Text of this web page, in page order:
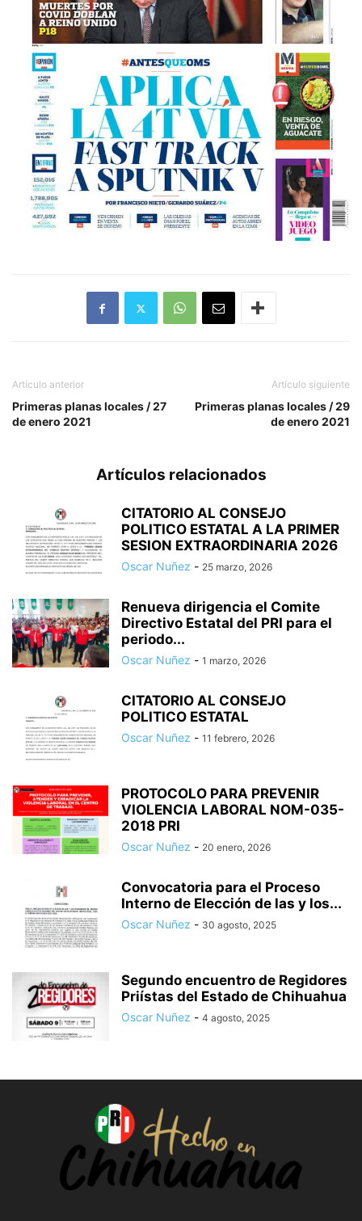
Artículo anterior
Primeras planas locales / 27
de enero 2021
Artículo siguiente
Primeras planas locales / 29
de enero 2021
Artículos relacionados
CITATORIO AL CONSEJO
POLITICO ESTATAL A LA PRIMER
SESION EXTRAORDINARIA 2026
Oscar Nuñez - 25 marzo, 2026
Renueva dirigencia el Comite
Directivo Estatal del PRI para el
periodo...
Oscar Nuñez - 1 marzo, 2026
CITATORIO AL CONSEJO
POLITICO ESTATAL
Oscar Nuñez - 11 febrero, 2026
PROTOCOLO PARA PREVENIR
VIOLENCIA LABORAL NOM-035-
2018 PRI
Oscar Nuñez - 20 enero, 2026
Convocatoria para el Proceso
Interno de Elección de las y los...
Oscar Nuñez - 30 agosto, 2025
Segundo encuentro de Regidores
Priístas del Estado de Chihuahua
Oscar Nuñez - 4 agosto, 2025